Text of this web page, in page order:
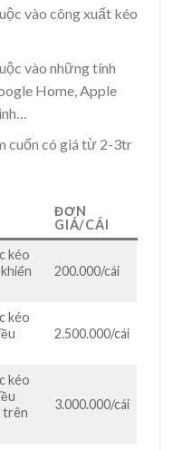
vào công xuất kéo
vào những tính
Home, Apple
cuốn có giá từ 2-3tr
ĐƠN
GIÁ/CÁI
kéo
200.000/cái
kéo
2.500.000/cái
kéo
trên
3.000.000/cái